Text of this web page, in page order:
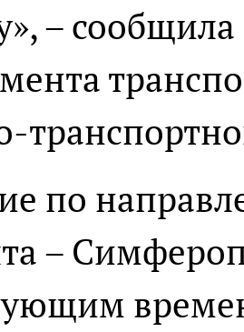
–
по
–